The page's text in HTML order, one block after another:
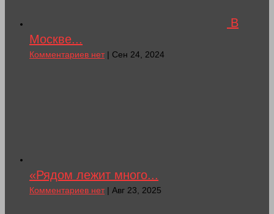
В
Москве...
Комментариев нет| Сен 24, 2024
«Рядом лежит много...
Комментариев нет| Авг 23, 2025